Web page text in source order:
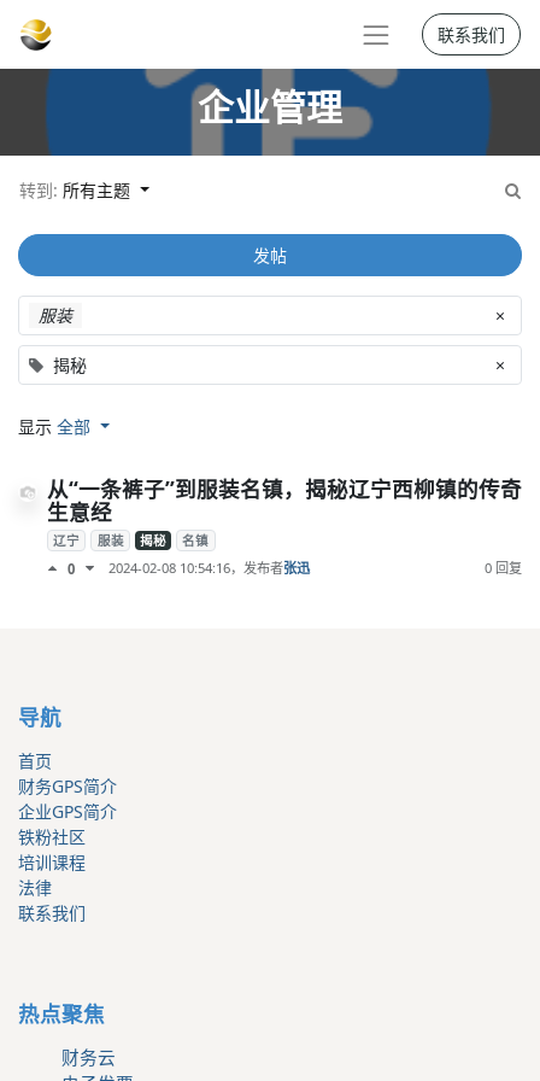
联系我们
企业管理
转到: 所有主题
服装 ×
揭秘 ×
发帖
显示 全部
从“一条裤子”到服装名镇，揭秘辽宁西柳镇的传奇
生意经
辽宁 服装 揭秘 名镇
0 2024-02-08 10:54:16，发布者张迅 0 回复
导航
首页
财务GPS简介
企业GPS简介
铁粉社区
培训课程
法律
联系我们
热点聚焦
财务云